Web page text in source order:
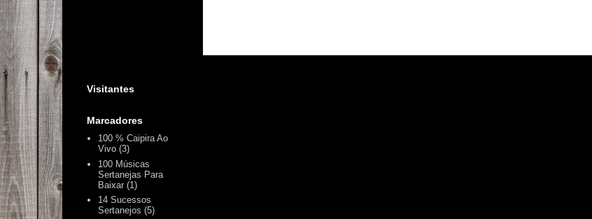
Visitantes
Marcadores
100 % Caipira Ao
Vivo (3)
100 Músicas
Sertanejas Para
Baixar (1)
14 Sucessos
Sertanejos (5)